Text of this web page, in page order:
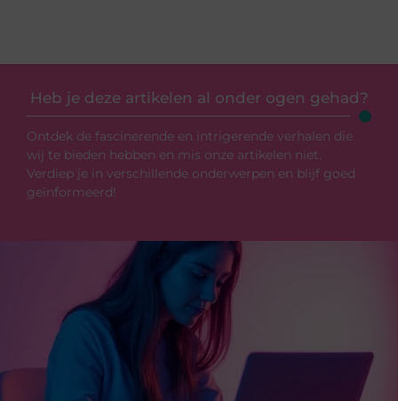
Heb je deze artikelen al onder ogen gehad?
Ontdek de fascinerende en intrigerende verhalen die
wij te bieden hebben en mis onze artikelen niet.
Verdiep je in verschillende onderwerpen en blijf goed
geïnformeerd!